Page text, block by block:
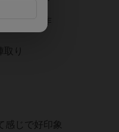
隠れた傑作
り
感じで好印象